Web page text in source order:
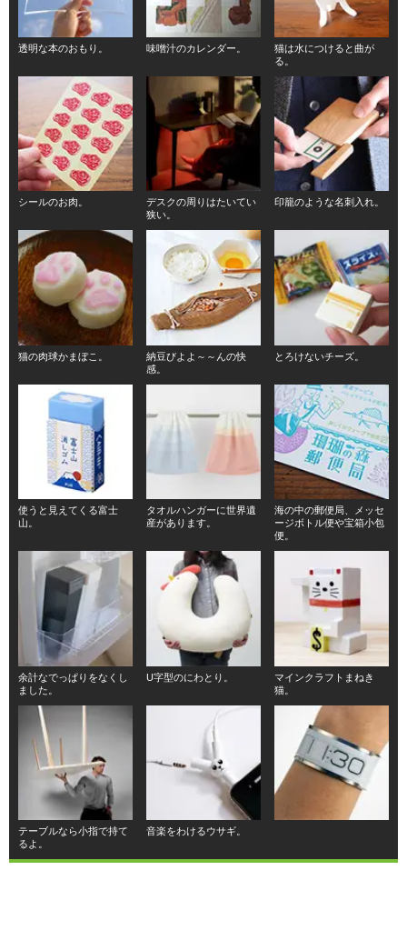
透明な本のおもり。 味噌汁のカレンダー。
猫は水につけると曲が
る。
シールのお肉。
デスクの周りはたいてい
狭い。
印籠のような名刺入れ。
猫の肉球かまぼこ。
納豆びよよ～～んの快
感。
とろけないチーズ。
使うと見えてくる富士
山。
タオルハンガーに世界遺
産があります。
海の中の郵便局、メッセ
ージボトル便や宝箱小包
便。
余計なでっぱりをなくし
ました。
U字型のにわとり。
マインクラフトまねき
猫。
テーブルなら小指で持て
るよ。
音楽をわけるウサギ。